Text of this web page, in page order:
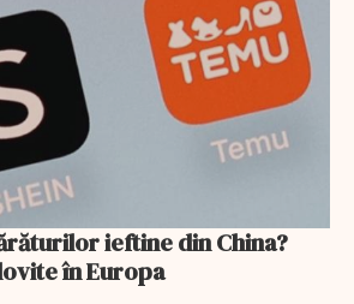
ieftine din China?
în Europa